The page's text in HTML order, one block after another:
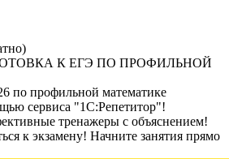
К ЕГЭ ПО ПРОФИЛЬНОЙ
по профильной математике
сервиса "1С:Репетитор"!
тренажеры с объяснением!
к экзамену! Начните занятия прямо